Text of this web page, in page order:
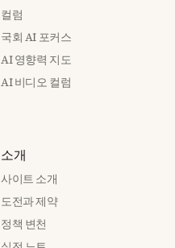
컬럼
국회 AI 포커스
AI 영향력 지도
AI 비디오 컬럼
소개
사이트 소개
도전과 제약
정책 변천